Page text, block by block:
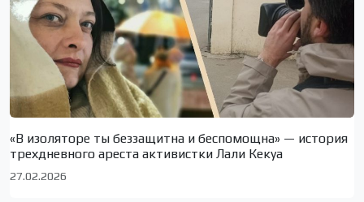
«В изоляторе ты беззащитна и беспомощна» — история
трехдневного ареста активистки Лали Кекуа
27.02.2026